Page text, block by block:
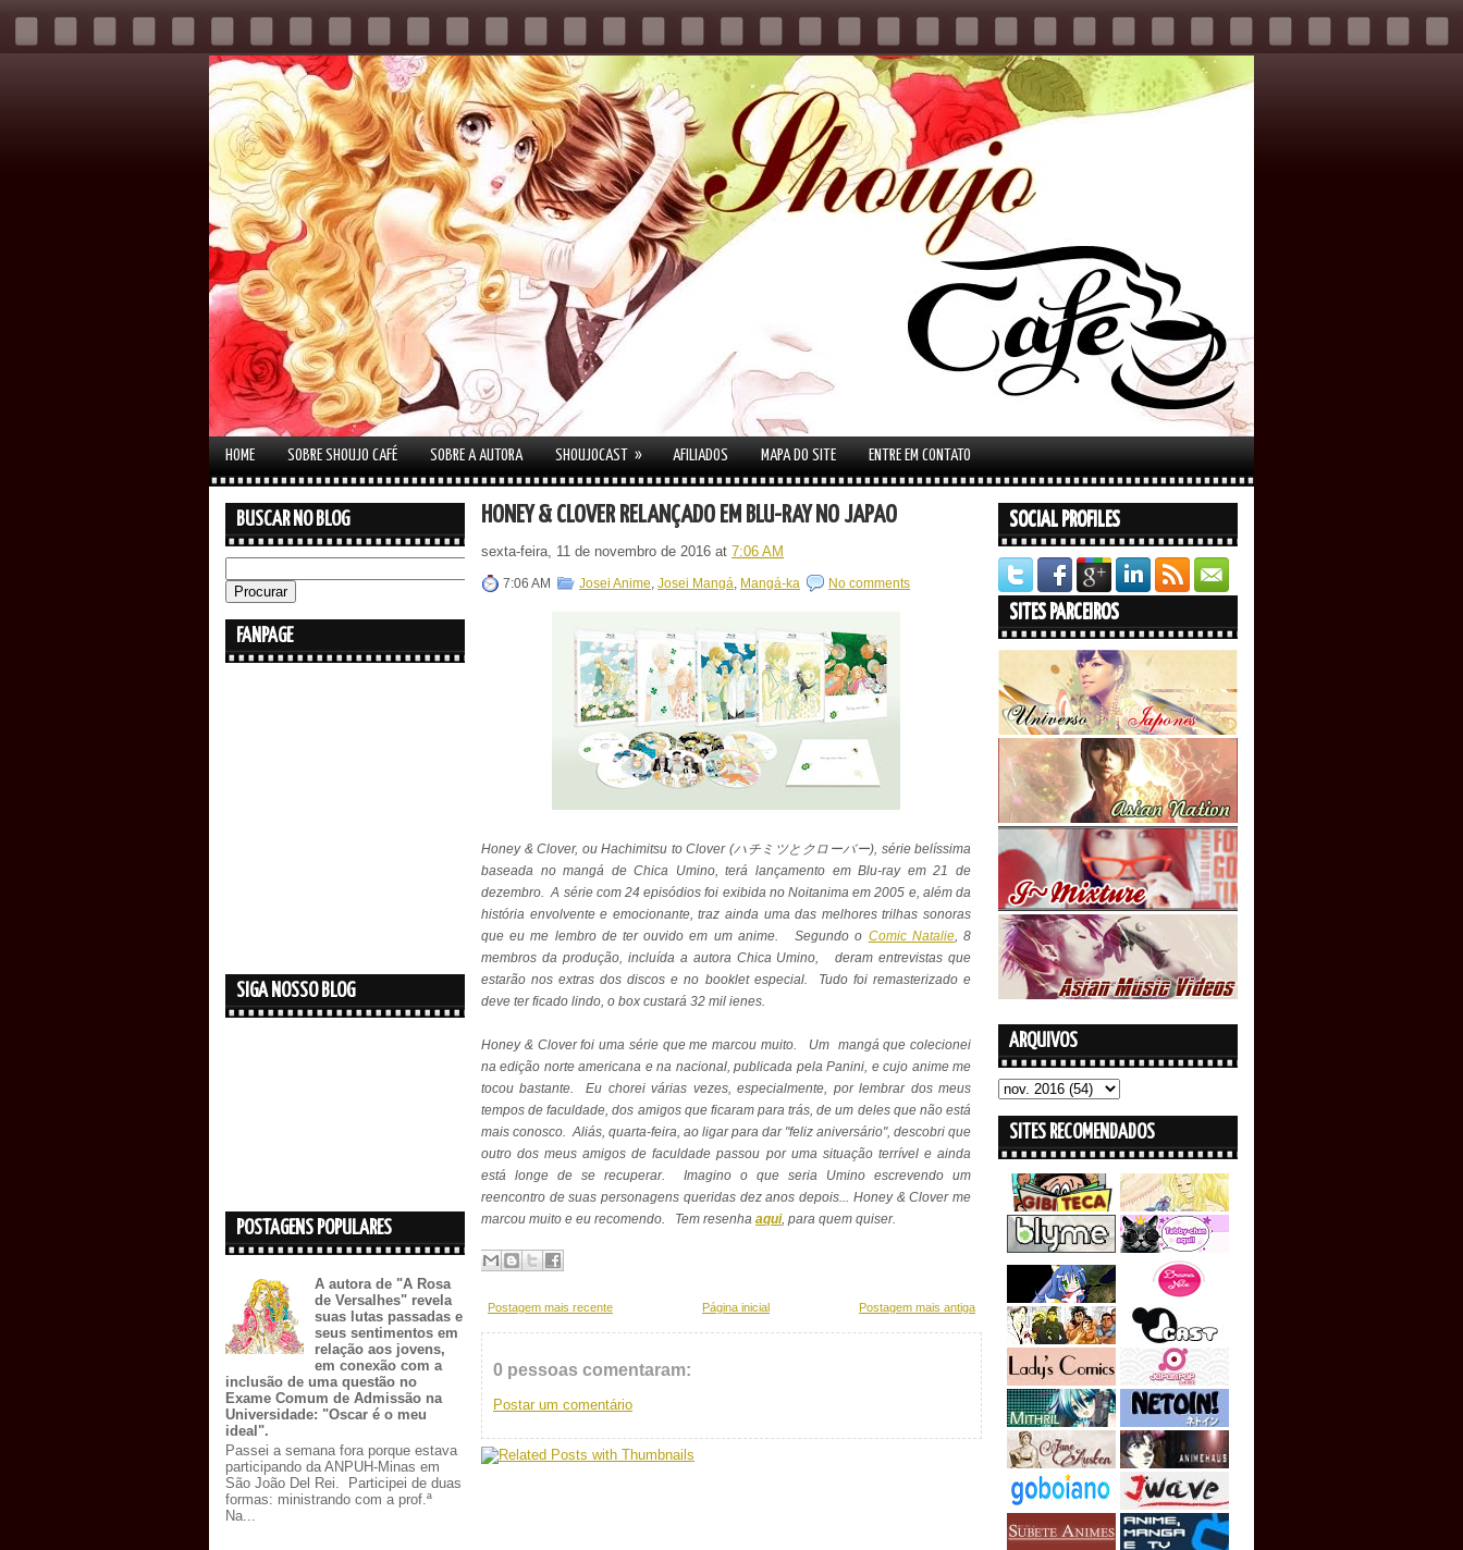
HOME SOBRE SHOUJO CAFÉ SOBRE A AUTORA SHOUJOCAST » AFILIADOS MAPA DO SITE ENTRE EM CONTATO
BUSCAR NO BLOG
FANPAGE
SIGA NOSSO BLOG
POSTAGENS POPULARES
A autora de "A Rosa
de Versalhes" revela
suas lutas passadas e
seus sentimentos em
relação aos jovens,
em conexão com a
inclusão de uma questão no
Exame Comum de Admissão na
Universidade: "Oscar é o meu
ideal".
Passei a semana fora porque estava
participando da ANPUH-Minas em
São João Del Rei. Participei de duas
formas: ministrando com a prof.ª
Na...
HONEY & CLOVER RELANÇADO EM BLU-RAY NO JAPÃO
sexta-feira, 11 de novembro de 2016 at 7:06 AM
7:06 AM Josei Anime, Josei Mangá, Mangá-ka No comments
Honey & Clover, ou Hachimitsu to Clover (ハチミツとクローバー), série belíssima
baseada no mangá de Chica Umino, terá lançamento em Blu-ray em 21 de
dezembro. A série com 24 episódios foi exibida no Noitanima em 2005 e, além da
história envolvente e emocionante, traz ainda uma das melhores trilhas sonoras
que eu me lembro de ter ouvido em um anime.Segundo o Comic Natalie, 8
membros da produção, incluída a autora Chica Umino, deram entrevistas que
estarão nos extras dos discos e no booklet especial. Tudo foi remasterizado e
deve ter ficado lindo, o box custará 32 mil ienes.
Honey & Clover foi uma série que me marcou muito. Um mangá que colecionei
na edição norte americana e na nacional, publicada pela Panini, e cujo anime me
tocou bastante. Eu chorei várias vezes, especialmente, por lembrar dos meus
tempos de faculdade, dos amigos que ficaram para trás, de um deles que não está
mais conosco. Aliás, quarta-feira, ao ligar para dar "feliz aniversário", descobri que
outro dos meus amigos de faculdade passou por uma situação terrível e ainda
está longe de se recuperar. Imagino o que seria Umino escrevendo um
reencontro de suas personagens queridas dez anos depois... Honey & Clover me
marcou muito e eu recomendo. Tem resenha aqui, para quem quiser.
Postagem mais recente Postagem mais antiga
Página inicial
0 pessoas comentaram:
Postar um comentário
SOCIAL PROFILES
SITES PARCEIROS
ARQUIVOS
SITES RECOMENDADOS